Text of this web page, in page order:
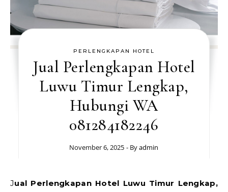
PERLENGKAPAN HOTEL
Jual Perlengkapan Hotel
Luwu Timur Lengkap,
Hubungi WA
081284182246
November 6, 2025 - Byadmin
Jual Perlengkapan Hotel Luwu Timur Lengkap,